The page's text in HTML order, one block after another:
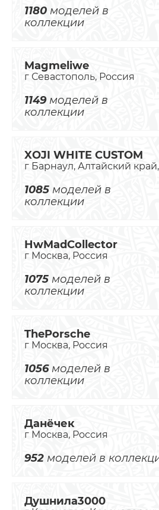
1180 моделей в
коллекции
Magmeliwe
г Севастополь, Россия
1149моделей в
коллекции
XOJI WHITE CUSTOM
г Барнаул, Алтайский
1085 моделей в
коллекции
HwMadCollector
г Москва, Россия
1075 моделей в
коллекции
ThePorsche
г Москва, Россия
1056моделей в
коллекции
Данёчек
г Москва, Россия
952 моделей в
Душнила3000